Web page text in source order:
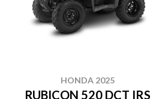
HONDA 2025
RUBICON 520 DCT IRS